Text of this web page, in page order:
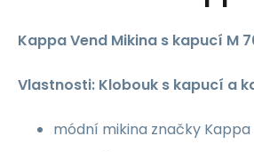
Kappa Vend Mikina s kapucí M
Vlastnosti: Klobouk s kapucí a
módní mikina značky Kappa